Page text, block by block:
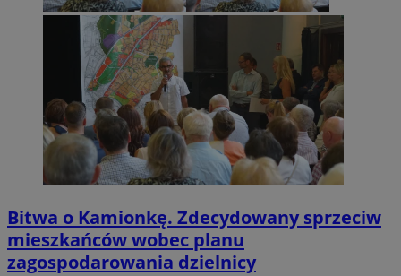
Bitwa o Kamionkę. Zdecydowany sprzeciw
mieszkańców wobec planu
zagospodarowania dzielnicy